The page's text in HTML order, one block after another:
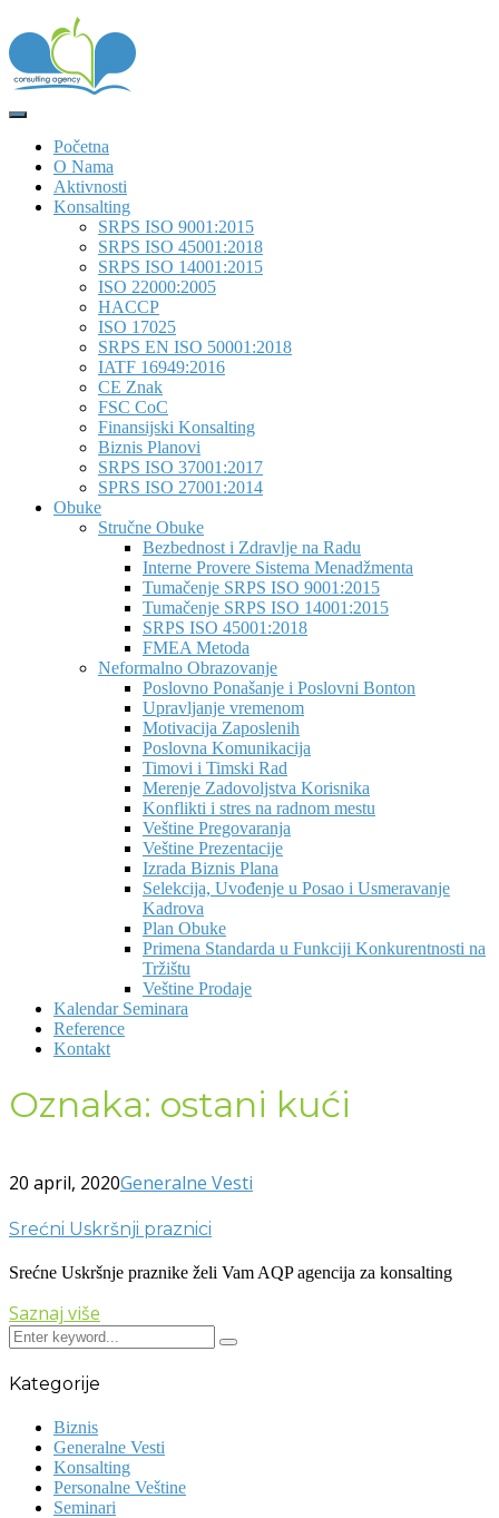
Početna
O Nama
Aktivnosti
Konsalting
SRPS ISO 9001:2015
SRPS ISO 45001:2018
SRPS ISO 14001:2015
ISO 22000:2005
HACCP
ISO 17025
SRPS EN ISO 50001:2018
IATF 16949:2016
CE Znak
FSC CoC
Finansijski Konsalting
Biznis Planovi
SRPS ISO 37001:2017
SPRS ISO 27001:2014
Obuke
Stručne Obuke
Bezbednost i Zdravlje na Radu
Interne Provere Sistema Menadžmenta
Tumačenje SRPS ISO 9001:2015
Tumačenje SRPS ISO 14001:2015
SRPS ISO 45001:2018
FMEA Metoda
Neformalno Obrazovanje
Poslovno Ponašanje i Poslovni Bonton
Upravljanje vremenom
Motivacija Zaposlenih
Poslovna Komunikacija
Timovi i Timski Rad
Merenje Zadovoljstva Korisnika
Konflikti i stres na radnom mestu
Veštine Pregovaranja
Veštine Prezentacije
Izrada Biznis Plana
Selekcija, Uvođenje u Posao i Usmeravanje
Kadrova
Plan Obuke
Primena Standarda u Funkciji Konkurentnosti na
Tržištu
Veštine Prodaje
Kalendar Seminara
Reference
Kontakt
Oznaka: ostani kući
20 april, 2020Generalne Vesti
Srećni Uskršnji praznici
Srećne Uskršnje praznike želi Vam AQP agencija za konsalting
Saznaj više
Kategorije
Biznis
Generalne Vesti
Konsalting
Personalne Veštine
Seminari